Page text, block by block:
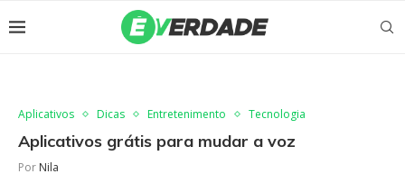
Aplicativos Dicas Entretenimento Tecnologia
Aplicativos grátis para mudar a voz
Por Nila